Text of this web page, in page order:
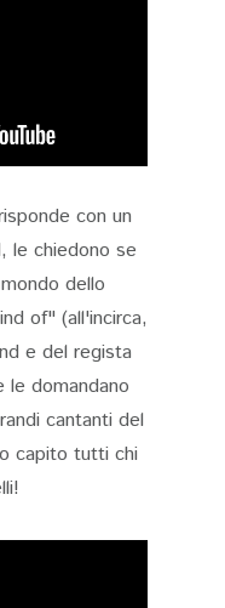
con un
le chiedono se
dello
of" (all'incirca,
e del regista
le domandano
cantanti del
capito tutti chi